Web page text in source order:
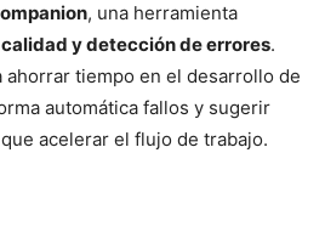
, una herramienta
y detección de errores.
ahorrar tiempo en el desarrollo de
automática fallos y sugerir
acelerar el flujo de trabajo.